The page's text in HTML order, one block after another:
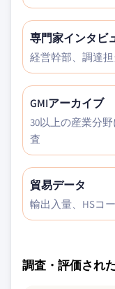
専門家インタビ
経営幹部、調達
GMIアーカイブ
30以上の産業分
査
貿易データ
輸出入量、HSコ
調査・評価され